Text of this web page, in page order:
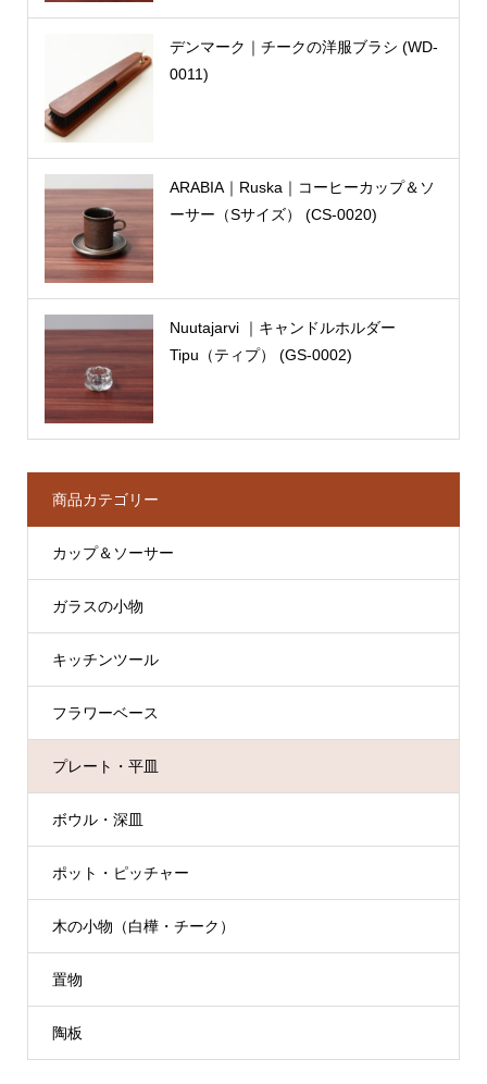
デンマーク｜チークの洋服ブラシ (WD-
0011)
ARABIA｜Ruska｜コーヒーカップ＆ソ
ーサー（Sサイズ） (CS-0020)
Nuutajarvi ｜キャンドルホルダー
Tipu（ティプ） (GS-0002)
商品カテゴリー
カップ＆ソーサー
ガラスの小物
キッチンツール
フラワーベース
プレート・平皿
ボウル・深皿
ポット・ピッチャー
木の小物（白樺・チーク）
置物
陶板